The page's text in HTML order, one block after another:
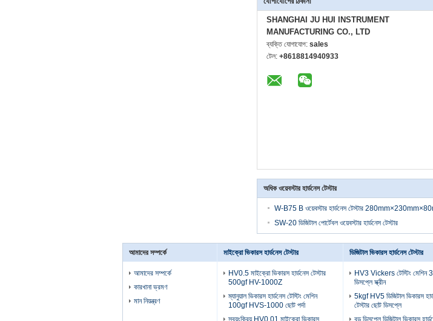
SHANGHAI JU HUI INSTRUMENT
MANUFACTURING CO., LTD
ব্যক্তি যোগাযোগ: sales
টেল: +8618814940933
অধিক ওয়েবস্টার হার্ডনেস টেস্টার
W-B75 B ওয়েবস্টার হার্ডনেস টেস্টার
SW-20 ডিজিটাল পোর্টেবল ওয়েবস্টার হার্ডনেস টেস্টার
আমাদের সম্পর্কে
আমাদের সম্পর্কে
কারখানা ভ্রমণ
মান নিয়ন্ত্রণ
মাইক্রো ভিকারস হার্ডনেস টেস্টার
HV0.5 মাইক্রো ভিকারস হার্ডনেস টেস্টার
500gf HV-1000Z
ম্যানুয়াল ভিকারস হার্ডনেস টেস্টিং মেশিন
100gf HVS-1000 ছোট পর্দা
স্বয়ংক্রিয় HV0.01 মাইক্রো ভিকারস
ডিজিটাল ভিকারস হার্ডনেস টেস্টার
HV3 Vickers টেস্টিং মেশিন
ডিসপ্লে স্ক্রীন
5kgf HV5 ডিজিটাল ভিকারস
টেস্টার ছোট ডিসপ্লে
বড় ডিসপ্লে ডিজিটাল ভিকারস